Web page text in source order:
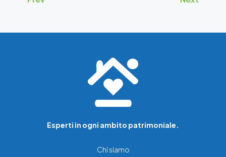
Esperti in ogni ambito patrimoniale.
Chi siamo